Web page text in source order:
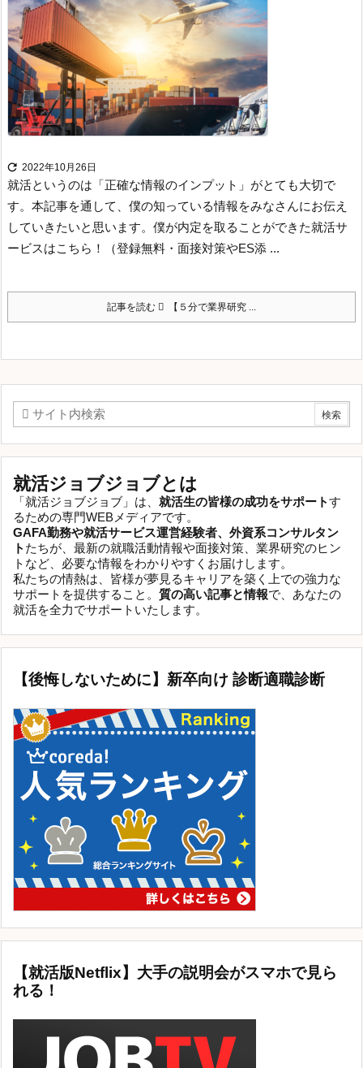
 2022年10月26日
就活というのは「正確な情報のインプット」がとても大切で
す。 本記事を通して、僕の知っている情報をみなさんにお伝え
していきたいと思います。 僕が内定を取ることができた就活サ
ービスはこちら！（登録無料・面接対策やES添 ...
記事を読む 【５分で業界研究 ...
就活ジョブジョブとは
「就活ジョブジョブ」は、 就活生の皆様の成功をサポートす
るための専門WEBメディアです。
GAFA勤務や就活サービス運営経験者、外資系コンサルタン
ト たちが、最新の就職活動情報や面接対策、業界研究のヒン
トなど、必要な情報をわかりやすくお届けします。
私たちの情熱は、皆様が夢見るキャリアを築く上での強力な
サポートを提供すること。 質の高い記事と情報で、あなたの
就活を全力でサポートいたします。
【後悔しないために】新卒向け 診断適職診断
【就活版Netflix】大手の説明会がスマホで見ら
れる！